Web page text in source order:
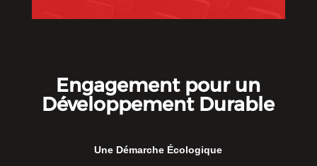
Engagement pour un
Développement Durable
Une Démarche Écologique